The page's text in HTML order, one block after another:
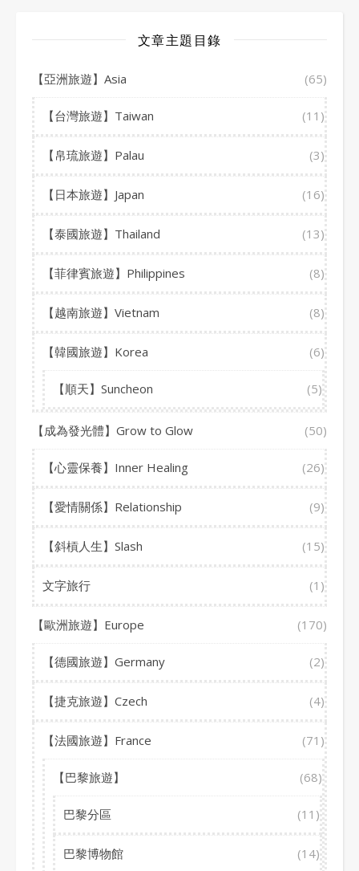
文章主題目錄
【亞洲旅遊】Asia (65)
【台灣旅遊】Taiwan (11)
【帛琉旅遊】Palau (3)
【日本旅遊】Japan (16)
【泰國旅遊】Thailand (13)
【菲律賓旅遊】Philippines (8)
【越南旅遊】Vietnam (8)
【韓國旅遊】Korea (6)
【順天】Suncheon (5)
【成為發光體】Grow to Glow (50)
【心靈保養】Inner Healing (26)
【愛情關係】Relationship (9)
【斜槓人生】Slash (15)
文字旅行 (1)
【歐洲旅遊】Europe (170)
【德國旅遊】Germany (2)
【捷克旅遊】Czech (4)
【法國旅遊】France (71)
【巴黎旅遊】 (68)
巴黎分區 (11)
巴黎博物館 (14)